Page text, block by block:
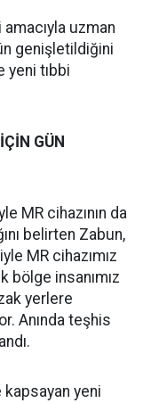
uzman
genişletildiğini
yeni tıbbi
GÜN
MR cihazının da
belirten Zabun,
MR cihazımız
bölge insanımız
yerlere
Anında teşhis
kapsayan yeni